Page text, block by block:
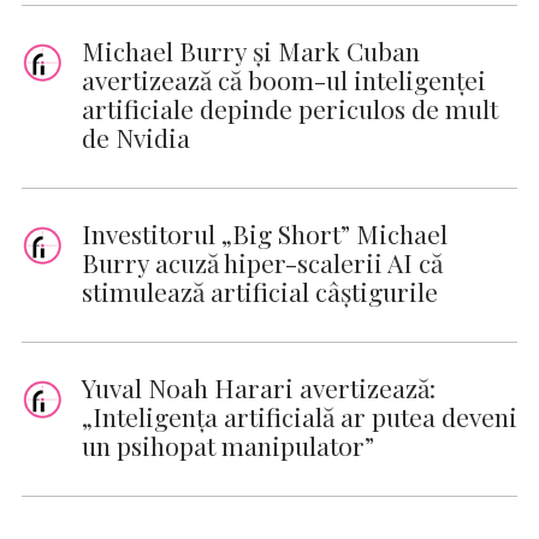
Michael Burry și Mark Cuban
avertizează că boom-ul inteligenței
artificiale depinde periculos de mult
de Nvidia
Investitorul „Big Short” Michael
Burry acuză hiper-scalerii AI că
stimulează artificial câștigurile
Yuval Noah Harari avertizează:
„Inteligența artificială ar putea deveni
un psihopat manipulator”